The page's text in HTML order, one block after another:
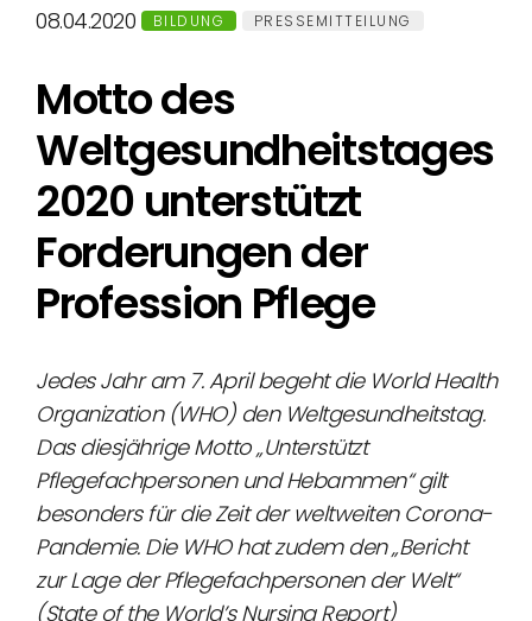
08.04.2020 BILDUNG PRESSEMITTEILUNG
Motto des
Weltgesundheitstages
2020 unterstützt
Forderungen der
Profession Pflege
Jedes Jahr am 7. April begeht die World Health
Organization (WHO) den Weltgesundheitstag.
Das diesjährige Motto „Unterstützt
Pflegefachpersonen und Hebammen“ gilt
besonders für die Zeit der weltweiten Corona-
Pandemie. Die WHO hat zudem den „Bericht
zur Lage der Pflegefachpersonen der Welt“
(State of the World’s Nursing Report)